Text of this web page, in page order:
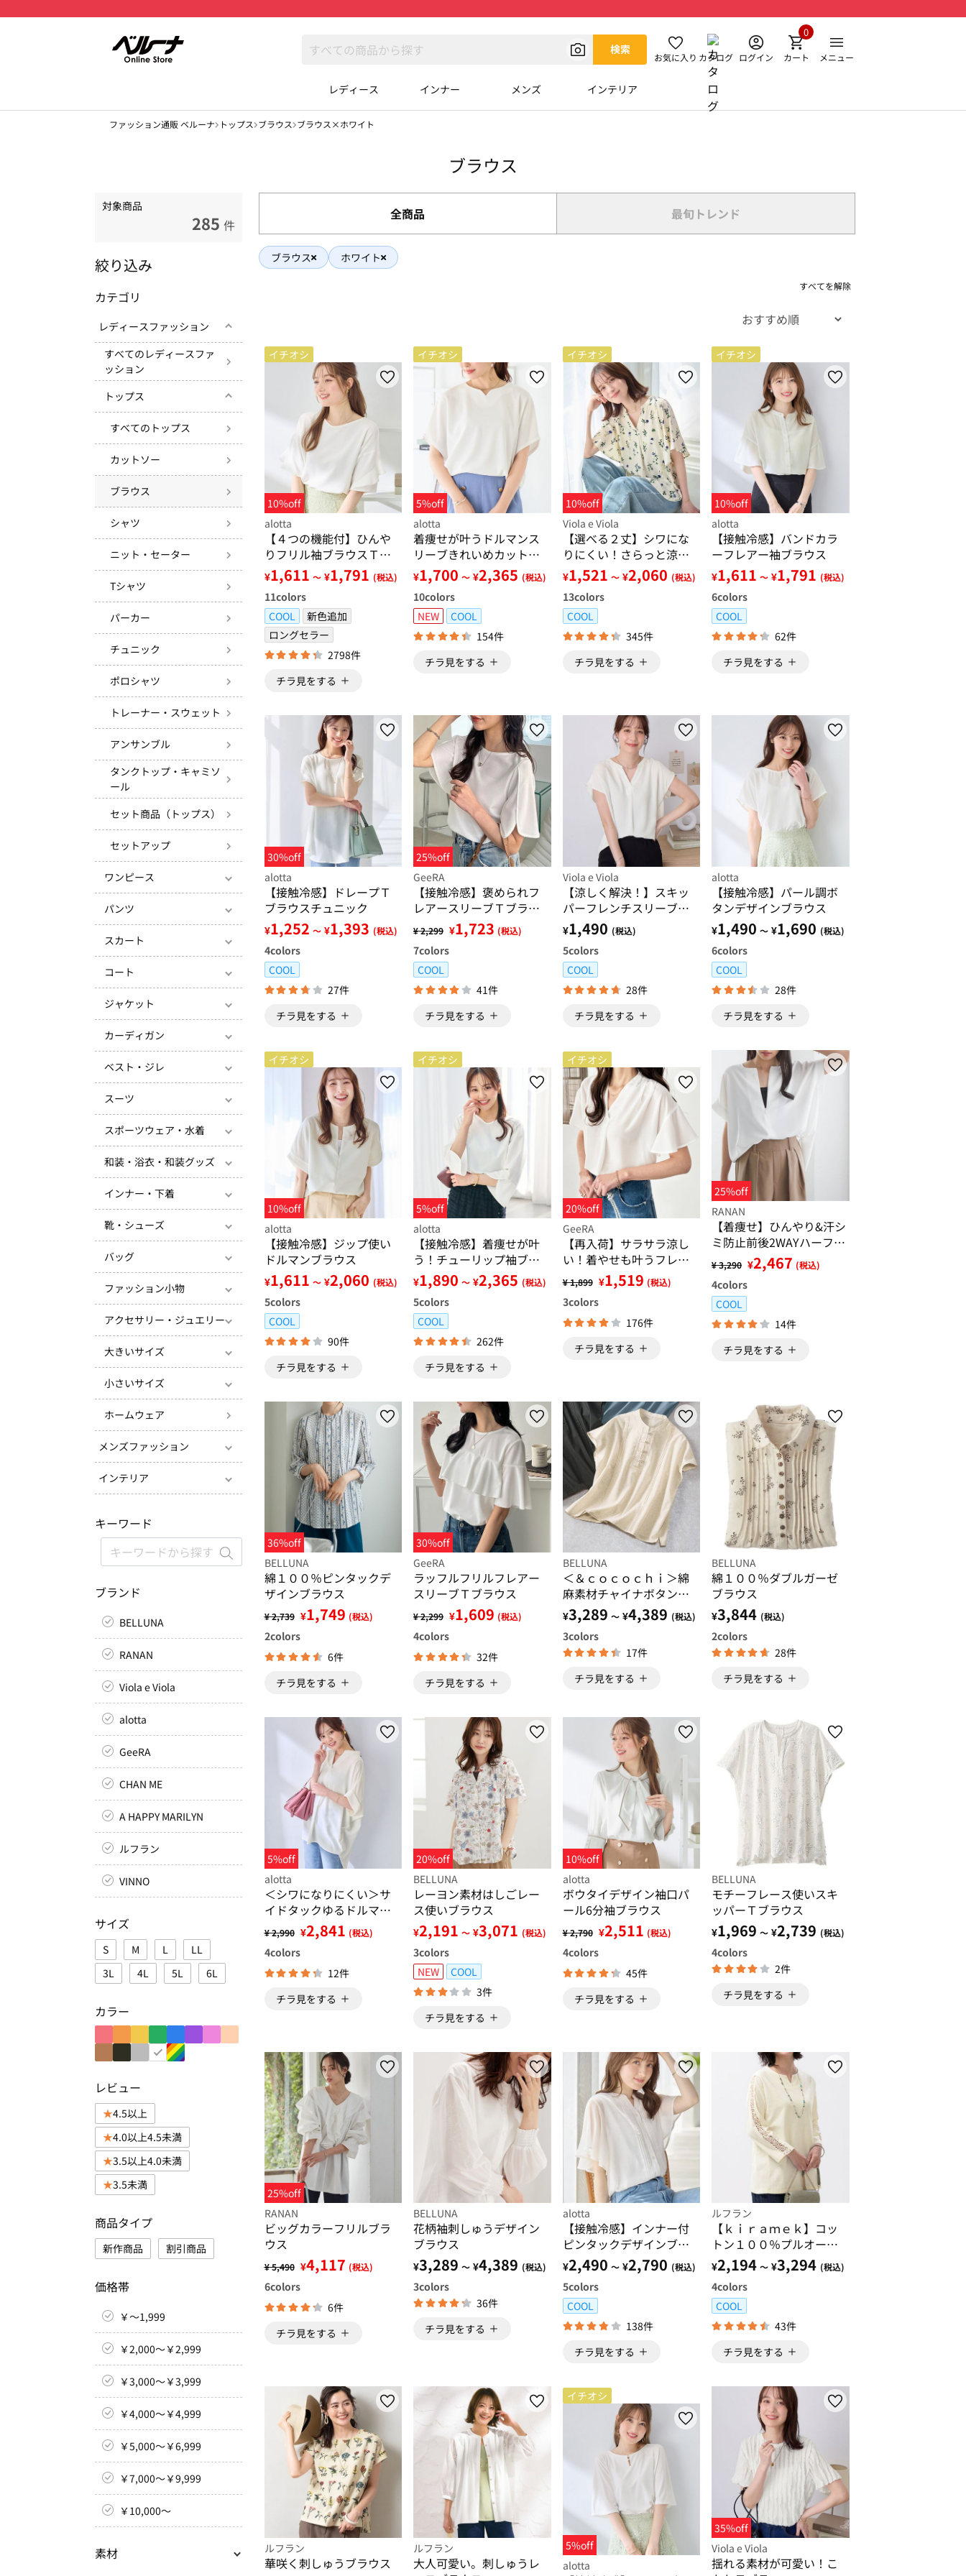
検索
お気に入り カタログ ログイン カート
0
メニュー
レディース インナー メンズ インテリア
ファッション通販 ベルーナ トップス ブラウス ブラウス×ホワイト
ブラウス
対象商品
285 件
絞り込み
カテゴリ
レディースファッション
すべてのレディースファ
ッション
トップス
すべてのトップス
カットソー
ブラウス
シャツ
ニット・セーター
Tシャツ
パーカー
チュニック
ポロシャツ
トレーナー・スウェット
アンサンブル
タンクトップ・キャミソ
ール
セット商品（トップス）
セットアップ
ワンピース
パンツ
スカート
コート
ジャケット
カーディガン
ベスト・ジレ
スーツ
スポーツウェア・水着
和装・浴衣・和装グッズ
インナー・下着
靴・シューズ
バッグ
ファッション小物
アクセサリー・ジュエリー
大きいサイズ
小さいサイズ
ホームウェア
メンズファッション
インテリア
キーワード
ブランド
BELLUNA
RANAN
Viola e Viola
alotta
GeeRA
CHAN ME
A HAPPY MARILYN
ルフラン
VINNO
サイズ
S M L
LL
3L
4L 5L 6L
カラー
レビュー
4.5以上
4.0以上4.5未満
3.5以上4.0未満
3.5未満
商品タイプ
新作商品 割引商品
価格帯
￥～1,999
￥2,000～￥2,999
￥3,000～￥3,999
￥4,000～￥4,999
￥5,000～￥6,999
￥7,000～￥9,999
￥10,000～
素材
全商品 最旬トレンド
ブラウス ホワイト
すべてを解除
イチオシ
10%off
alotta
【４つの機能付】ひんや
りフリル袖ブラウスＴシ
ャツ
¥1,611 ～ ¥1,791 (税込)
11colors
COOL
新色追加
ロングセラー
2798件
チラ見をする
イチオシ
5%off
alotta
着痩せが叶うドルマンス
リーブきれいめカットソ
ー
¥1,700 ～ ¥2,365 (税込)
10colors
NEW
COOL
154件
チラ見をする
イチオシ
10%off
Viola e Viola
【選べる２丈】シワにな
りにくい！さらっと涼感
フレアスリーブブラウス
¥1,521 ～ ¥2,060 (税込)
13colors
COOL
345件
チラ見をする
イチオシ
10%off
alotta
【接触冷感】バンドカラ
ーフレアー袖ブラウス
¥1,611 ～ ¥1,791 (税込)
6colors
COOL
62件
チラ見をする
30%off
alotta
【接触冷感】ドレープＴ
ブラウスチュニック
¥1,252 ～ ¥1,393 (税込)
4colors
COOL
27件
チラ見をする
25%off
GeeRA
【接触冷感】褒められフ
レアースリーブＴブラウ
¥ 2,299 ¥1,723 (税込)
7colors
COOL
41件
チラ見をする
Viola e Viola
【涼しく解決！】スキッ
パーフレンチスリーブブ
ラウス
¥1,490 (税込)
5colors
COOL
28件
チラ見をする
alotta
【接触冷感】パール調ボ
タンデザインブラウス
¥1,490 ～ ¥1,690 (税込)
6colors
COOL
28件
チラ見をする
イチオシ
10%off
alotta
【接触冷感】ジップ使い
ドルマンブラウス
¥1,611 ～ ¥2,060 (税込)
5colors
COOL
90件
チラ見をする
イチオシ
5%off
alotta
【接触冷感】着痩せが叶
う！チューリップ袖ブラ
ウスＴシャツ
¥1,890 ～ ¥2,365 (税込)
5colors
COOL
262件
チラ見をする
イチオシ
20%off
GeeRA
【再入荷】サラサラ涼し
い！着やせも叶うフレア
ー袖ブラウス
¥ 1,899 ¥1,519 (税込)
3colors
176件
チラ見をする
25%off
RANAN
【着痩せ】ひんやり&汗シ
ミ防止前後2WAYハーフジ
ップブラウス
¥ 3,290 ¥2,467 (税込)
4colors
COOL
14件
チラ見をする
36%off
BELLUNA
綿１００％ピンタックデ
ザインブラウス
¥ 2,739 ¥1,749 (税込)
2colors
6件
チラ見をする
30%off
GeeRA
ラッフルフリルフレアー
スリーブＴブラウス
¥ 2,299 ¥1,609 (税込)
4colors
32件
チラ見をする
BELLUNA
＜＆ｃｏｃｏｃｈｉ＞綿
麻素材チャイナボタンゆ
ったりブラウス
¥3,289 ～ ¥4,389 (税込)
3colors
17件
チラ見をする
BELLUNA
綿１００％ダブルガーゼ
ブラウス
¥3,844 (税込)
2colors
28件
チラ見をする
5%off
alotta
＜シワになりにくい＞サ
イドタックゆるドルマン
とろみブラウスチュニッ
ク
¥ 2,990 ¥2,841 (税込)
4colors
12件
チラ見をする
20%off
BELLUNA
レーヨン素材はしごレー
ス使いブラウス
¥2,191 ～ ¥3,071 (税込)
3colors
NEW
COOL
3件
チラ見をする
10%off
alotta
ボウタイデザイン袖口パ
ール6分袖ブラウス
¥ 2,790 ¥2,511 (税込)
4colors
45件
チラ見をする
BELLUNA
モチーフレース使いスキ
ッパーＴブラウス
¥1,969 ～ ¥2,739 (税込)
4colors
2件
チラ見をする
25%off
RANAN
ビッグカラーフリルブラ
ウス
¥ 5,490 ¥4,117 (税込)
6colors
6件
チラ見をする
BELLUNA
花柄袖刺しゅうデザイン
ブラウス
¥3,289 ～ ¥4,389 (税込)
3colors
36件
チラ見をする
alotta
【接触冷感】インナー付
ピンタックデザインブラ
ウス【イエベ・ブルべ】
¥2,490 ～ ¥2,790 (税込)
5colors
COOL
138件
チラ見をする
ルフラン
【ｋｉｒａｍｅｋ】コッ
トン１００％プルオーバ
ー
¥2,194 ～ ¥3,294 (税込)
4colors
COOL
43件
チラ見をする
ルフラン
華咲く刺しゅうブラウス
ルフラン
大人可愛い。刺しゅうレ
イチオシ
5%off
alotta
35%off
Viola e Viola
揺れる素材が可愛い！こ